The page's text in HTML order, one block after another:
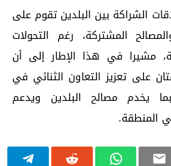
الشراكة بين البلدين تقوم على
المشتركة، رغم التحولات
مشيرا في هذا الإطار إلى أن
على تعزيز التعاون الثنائي في
يخدم مصالح البلدين ويدعم
المنطقة.